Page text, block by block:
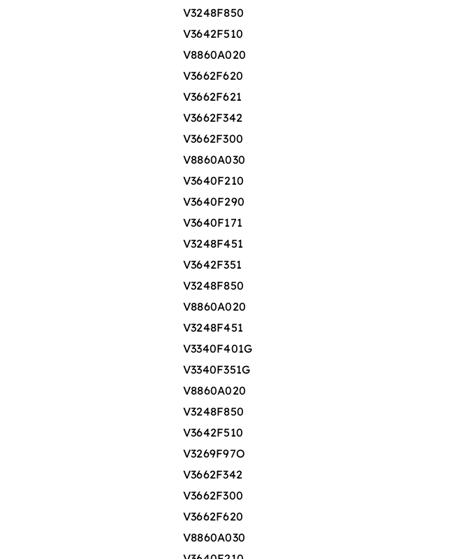
V3248F850
V3642F510
V8860A020
V3662F620
V3662F621
V3662F342
V3662F300
V8860A030
V3640F210
V3640F290
V3640F171
V3248F451
V3642F351
V3248F850
V8860A020
V3248F451
V3340F401G
V3340F351G
V8860A020
V3248F850
V3642F510
V3269F97O
V3662F342
V3662F300
V3662F620
V8860A030